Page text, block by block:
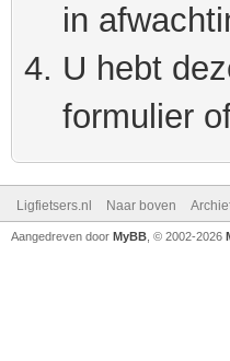
in
U hebt
formulier
Ligfietsers.nl Naar boven
Aangedreven door MyBB , © 2002-2026